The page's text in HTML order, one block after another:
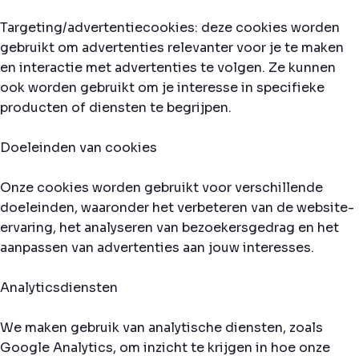
Targeting/advertentiecookies: deze cookies worden
gebruikt om advertenties relevanter voor je te maken
en interactie met advertenties te volgen. Ze kunnen
ook worden gebruikt om je interesse in specifieke
producten of diensten te begrijpen.
Doeleinden van cookies
Onze cookies worden gebruikt voor verschillende
doeleinden, waaronder het verbeteren van de website-
ervaring, het analyseren van bezoekersgedrag en het
aanpassen van advertenties aan jouw interesses.
Analyticsdiensten
We maken gebruik van analytische diensten, zoals
Google Analytics, om inzicht te krijgen in hoe onze